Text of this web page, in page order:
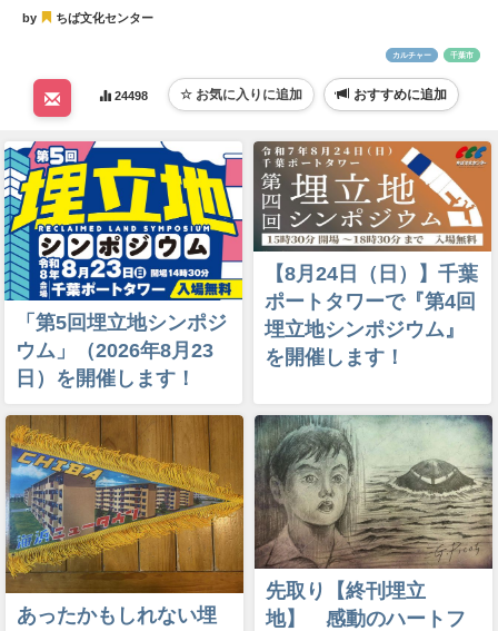
by ちば文化センター
カルチャー 千葉市
24498 おすすめに追加
「第5回埋立地シンポジ
ウム」（2026年8月23
日）を開催します！
【8月24日（日）】千葉
ポートタワーで『第4回
埋立地シンポジウム』
を開催します！
あったかもしれない埋
先取り【終刊埋立
地】 感動のハートフ